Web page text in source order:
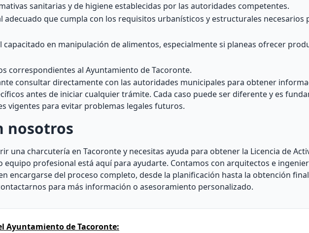
sanitarias y de higiene establecidas por las autoridades competentes.
adecuado que cumpla con los requisitos urbanísticos y estructurales necesarios
en manipulación de alimentos, especialmente si planeas ofrecer
correspondientes al Ayuntamiento de Tacoronte.
consultar directamente con las autoridades municipales para obtener
antes de iniciar cualquier trámite. Cada caso puede ser diferente y es
vigentes para evitar problemas legales futuros.
nosotros
una charcutería en Tacoronte y necesitas ayuda para obtener la Licencia de
profesional está aquí para ayudarte. Contamos con arquitectos e
encargarse del proceso completo, desde la planificación hasta la obtención
para más información o asesoramiento personalizado.
Ayuntamiento de Tacoronte: